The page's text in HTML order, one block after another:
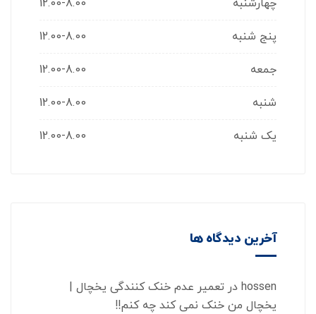
چهارشنبه 12.00-8.00
پنج شنبه 12.00-8.00
جمعه 12.00-8.00
شنبه 12.00-8.00
یک شنبه 12.00-8.00
آخرین دیدگاه ها
hossen در تعمیر عدم خنک کنندگی یخچال |
یخچال من خنک نمی کند چه کنم!!